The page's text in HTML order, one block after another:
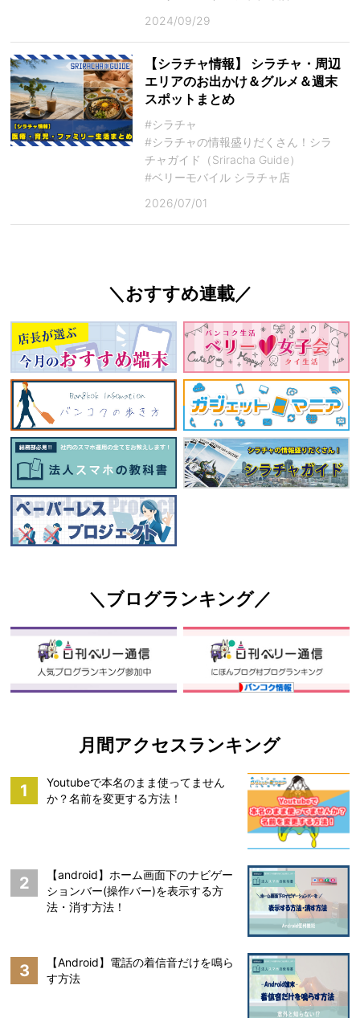
2024/09/29
【シラチャ情報】 シラチャ・周辺
エリアのお出かけ＆グルメ＆週末
スポットまとめ
#シラチャ
#シラチャの情報盛りだくさん！シラ
チャガイド（Sriracha Guide）
#ベリーモバイル シラチャ店
2026/07/01
＼おすすめ連載／
＼ブログランキング／
月間アクセスランキング
1
Youtubeで本名のまま使ってません
か？名前を変更する方法！
2
【android】ホーム画面下のナビゲー
ションバー(操作バー)を表示する方
法・消す方法！
3
【Android】電話の着信音だけを鳴ら
す方法